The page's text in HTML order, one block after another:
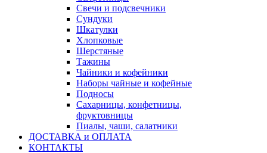
Свечи и подсвечники
Сундуки
Шкатулки
Хлопковые
Шерстяные
Тажины
Чайники и кофейники
Наборы чайные и кофейные
Подносы
Сахарницы, конфетницы,
фруктовницы
Пиалы, чаши, салатники
ДОСТАВКА и ОПЛАТА
КОНТАКТЫ